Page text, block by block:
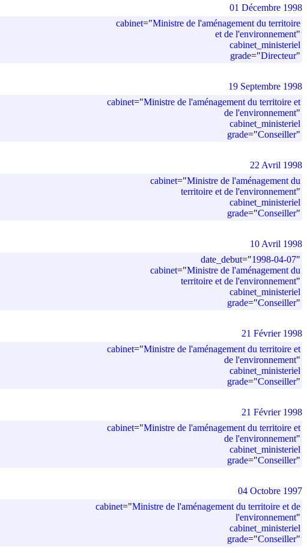
cabinet="Ministre de l'aménagement du territoire
et de l'environnement"
cabinet_ministeriel
grade="Directeur"
01 Décembre 1998
cabinet="Ministre de l'aménagement du territoire et
de l'environnement"
cabinet_ministeriel
grade="Conseiller"
19 Septembre 1998
cabinet="Ministre de l'aménagement du
territoire et de l'environnement"
cabinet_ministeriel
grade="Conseiller"
22 Avril 1998
date_debut="1998-04-07"
cabinet="Ministre de l'aménagement du
territoire et de l'environnement"
cabinet_ministeriel
grade="Conseiller"
10 Avril 1998
cabinet="Ministre de l'aménagement du territoire et
de l'environnement"
cabinet_ministeriel
grade="Conseiller"
21 Février 1998
cabinet="Ministre de l'aménagement du territoire et
de l'environnement"
cabinet_ministeriel
grade="Conseiller"
21 Février 1998
cabinet="Ministre de l'aménagement du territoire et de
l'environnement"
cabinet_ministeriel
grade="Conseiller"
04 Octobre 1997